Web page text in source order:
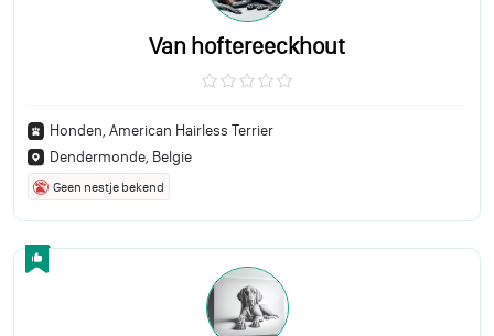
Van hoftereeckhout
Honden, American Hairless Terrier
Dendermonde, Belgie
Geen nestje bekend